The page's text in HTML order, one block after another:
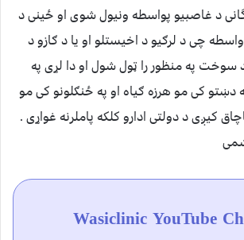
د غاصبیو پواسطه ونیول شوی او ځینی د
چی د لرګیو د اخیستلو او یا د ګازو د
سوخت په منظور را ټول شول او دا لړی په
دښتو کی مو هرزه ګیاه او په ځنګلونو کی مو
کیږی د دولتی ادارو کلکه پاملرنه غواړی .
Wasiclinic YouTube